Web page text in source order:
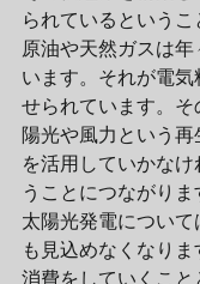
られているというこ
原油や天然ガスは
います。それが電
せられています。
陽光や風力という
を活用していかな
うことにつながり
太陽光発電につい
も見込めなくなり
消費をしていくこ